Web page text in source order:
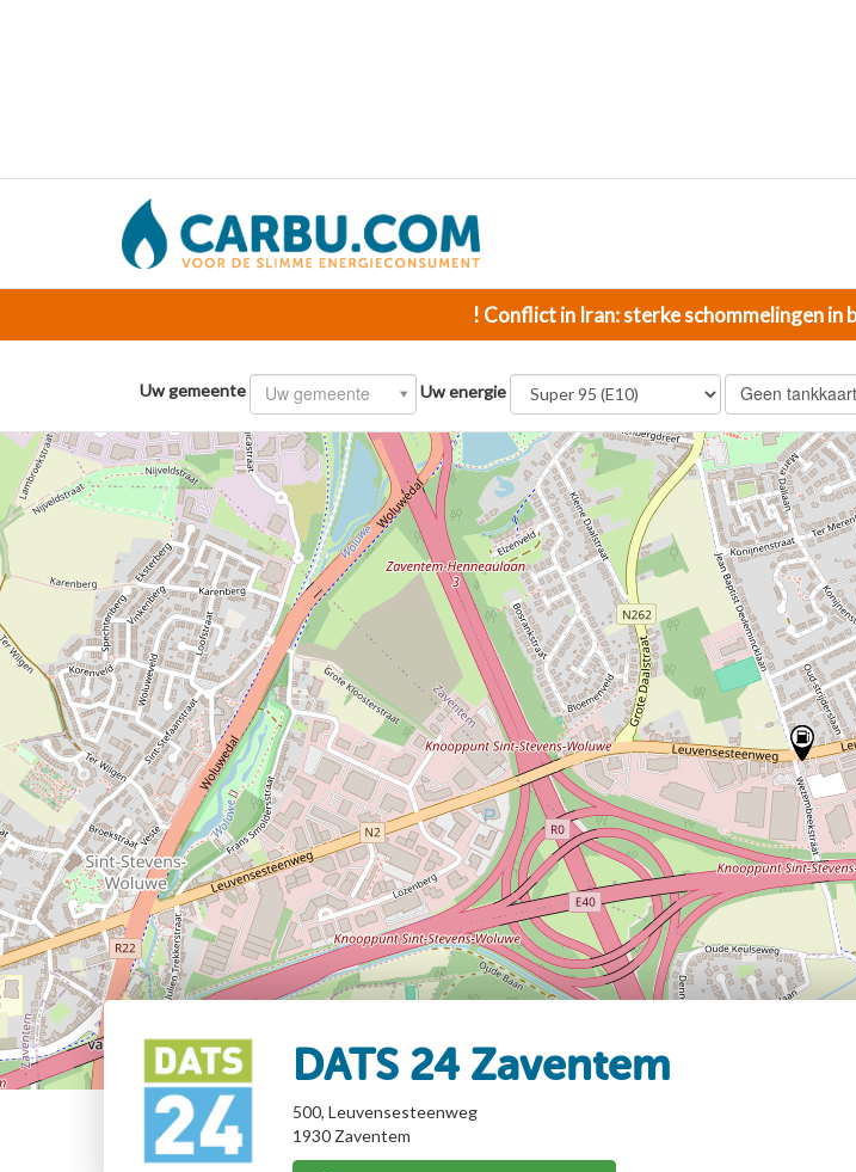
! Conflict in Iran: sterke schommelingen in
Uw gemeente Uw gemeente Uw energie Geen tankkaart
DATS 24 Zaventem
500, Leuvensesteenweg
1930 Zaventem